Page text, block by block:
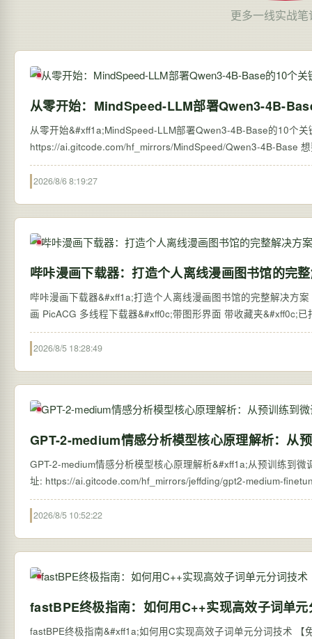
更多一线实战
从零开始：MindSpeed-LLM部署Qwen3-4B-
从零开始&#xff1a;MindSpeed-LLM部署Qwen3-4B-Base的10个关键步
https://ai.gitcode.com/hf_mirrors/MindSpeed/Qwen3-4B-Base 想要在昇腾NPU上快速部署阿里云最新发布的Qwen3-4B-Base大语言模型吗
&#xff1f;MindSpeed…
2026/8/6 8:19:27
哔咔漫画下载器：打造个人离线漫画图书馆的完
哔咔漫画下载器&#xff1a;打造个人离线漫画图书馆的完整解决方
2026/8/5 18:28:49
GPT-2-medium情感分析模型核心原理解析：从
GPT-2-medium情感分析模型核心原理解析&#xff1a;从预训练到微
2026/8/5 10:52:22
fastBPE终极指南：如何用C++实现高效子词单元
fastBPE终极指南&#xff1a;如何用C实现高效子词单元分词技术 【免费